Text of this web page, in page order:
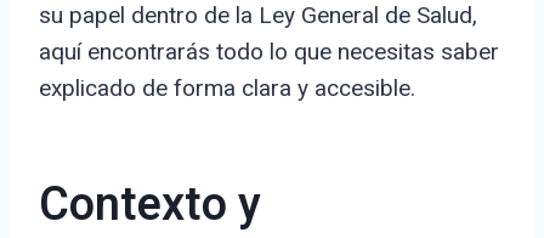
su papel dentro de la Ley General de Salud,
aquí encontrarás todo lo que necesitas saber
explicado de forma clara y accesible.
Contexto y